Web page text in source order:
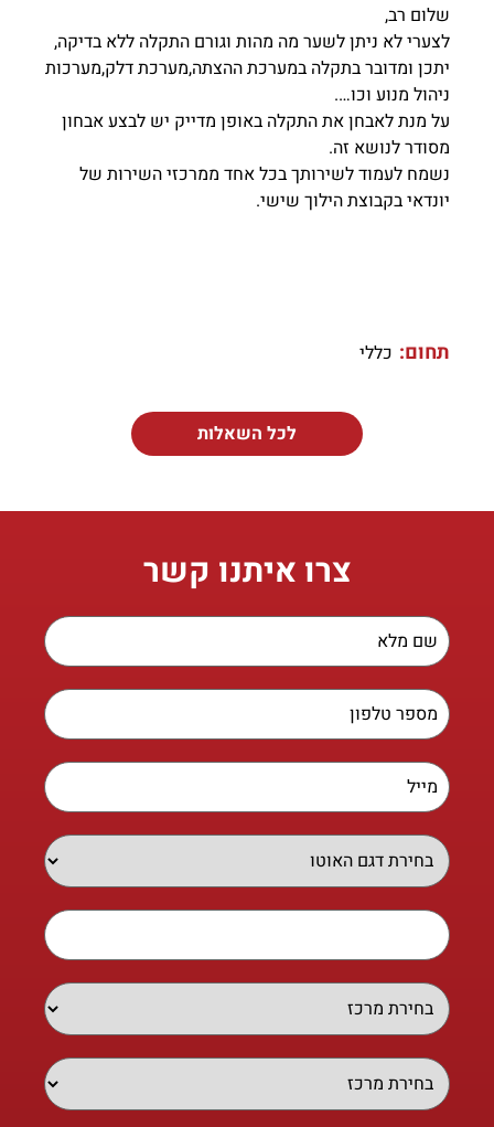
שלום רב,
לצערי לא ניתן לשער מה מהות וגורם התקלה ללא בדיקה,
יתכן ומדובר בתקלה במערכת ההצתה,מערכת דלק,מערכות
ניהול מנוע וכו….
על מנת לאבחן את התקלה באופן מדייק יש לבצע אבחון
מסודר לנושא זה.
נשמח לעמוד לשירותך בכל אחד ממרכזי השירות של
יונדאי בקבוצת הילוך שישי.
תחום: כללי
לכל השאלות
צרו איתנו קשר